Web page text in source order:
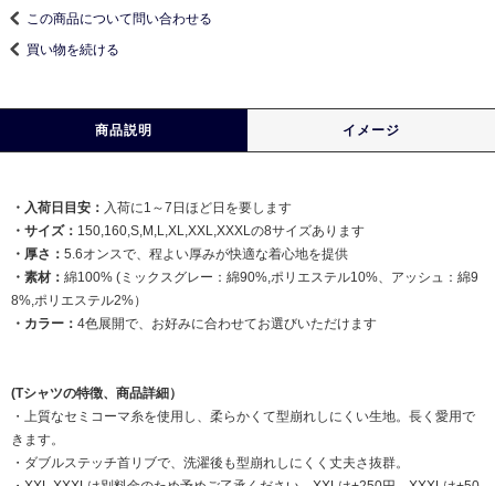
この商品について問い合わせる
買い物を続ける
商品説明 イメージ
・入荷日目安： 入荷に1～7日ほど日を要します
・サイズ： 150,160,S,M,L,XL,XXL,XXXLの8サイズあります
・厚さ： 5.6オンスで、程よい厚みが快適な着心地を提供
・素材： 綿100% (ミックスグレー：綿90%,ポリエステル10%、アッシュ：綿9
8%,ポリエステル2%）
・カラー： 4色展開で、お好みに合わせてお選びいただけます
(Tシャツの特徴、商品詳細）
・上質なセミコーマ糸を使用し、柔らかくて型崩れしにくい生地。長く愛用で
きます。
・ダブルステッチ首リブで、洗濯後も型崩れしにくく丈夫さ抜群。